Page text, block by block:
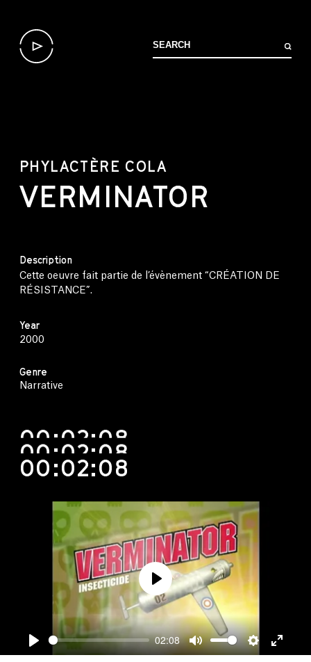
PHYLACTÈRE COLA
VERMINATOR
Description
Cette oeuvre fait partie de l’évènement “CRÉATION DE
RÉSISTANCE”.
Year
2000
Genre
Narrative
00:02:08
00:02:08
00:02:08
Play
02:08
Mute
SettingsEnter
Play